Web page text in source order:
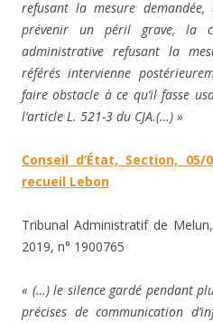
refusant la mesure demandée,
prévenir un péril grave, la
administrative refusant la
référés intervienne
faire obstacle à ce qu’il fasse
l’article L. 521-3 du CJA.(…) »
Conseil d’État, Section, 05/
recueil Lebon
Tribunal Administratif de
2019, n° 1900765
« (…) le silence gardé pendant
précises de communication